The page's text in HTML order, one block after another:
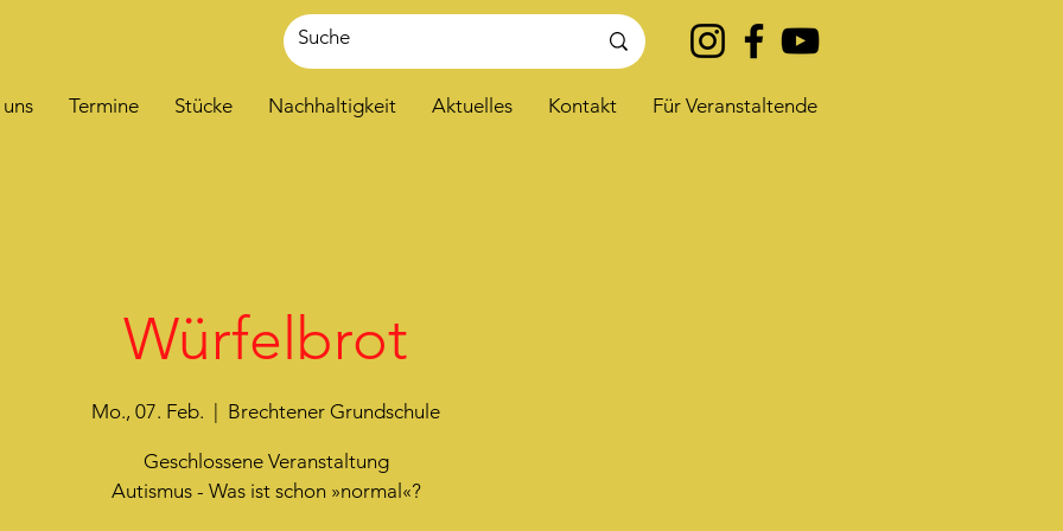
Termine Stücke Nachhaltigkeit Aktuelles Kontakt Für Veranstaltende
Würfelbrot
Mo., 07. Feb. Brechtener Grundschule
Geschlossene Veranstaltung
Autismus - Was ist schon »normal«?